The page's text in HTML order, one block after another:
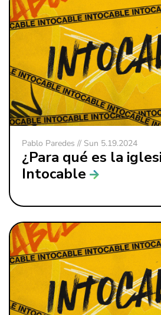
Pablo Paredes // Sun 5.19.2024
¿Para qué es la
Intocable